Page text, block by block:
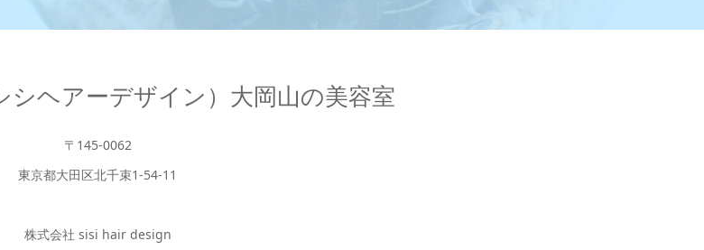
ヘアーデザイン）大岡山の美容室
〒145-0062
東京都大田区北千束1-54-11
株式会社 sisi hair design